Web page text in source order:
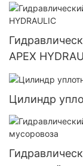
APEX
Цилиндр